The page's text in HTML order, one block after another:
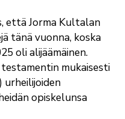
että Jorma Kultalan
tänä vuonna, koska
oli alijäämäinen.
mukaisesti
urheilijoiden
opiskelunsa